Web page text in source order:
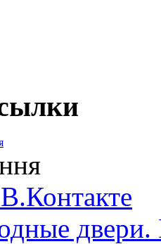
двери.